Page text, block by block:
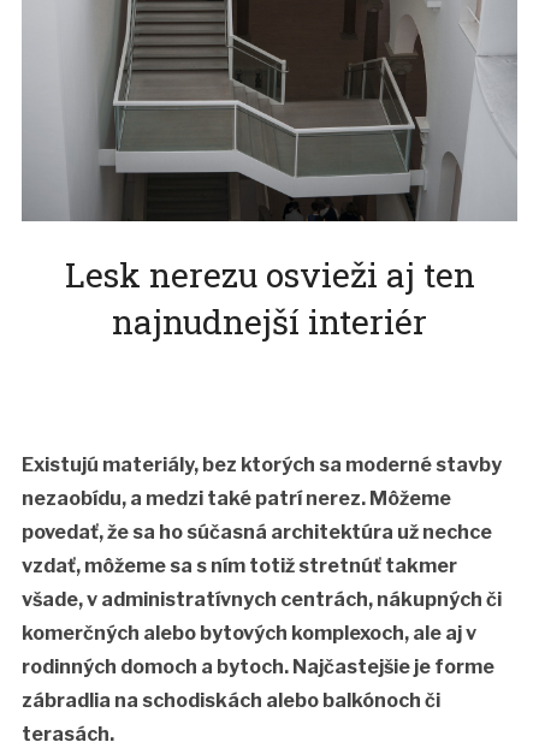
Lesk nerezu osvieži aj ten
najnudnejší interiér
Existujú materiály, bez ktorých sa moderné stavby
nezaobídu, a medzi také patrí nerez. Môžeme
povedať, že sa ho súčasná architektúra už nechce
vzdať, môžeme sa s ním totiž stretnúť takmer
všade, v administratívnych centrách, nákupných či
komerčných alebo bytových komplexoch, ale aj v
rodinných domoch a bytoch. Najčastejšie je forme
zábradlia na schodiskách alebo balkónoch či
terasách.